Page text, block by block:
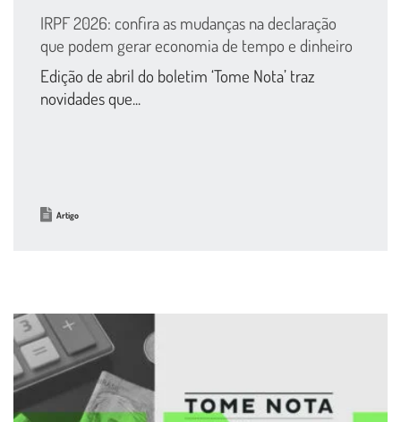
IRPF 2026: confira as mudanças na declaração
que podem gerar economia de tempo e dinheiro
Edição de abril do boletim ‘Tome Nota’ traz
novidades que...
Artigo